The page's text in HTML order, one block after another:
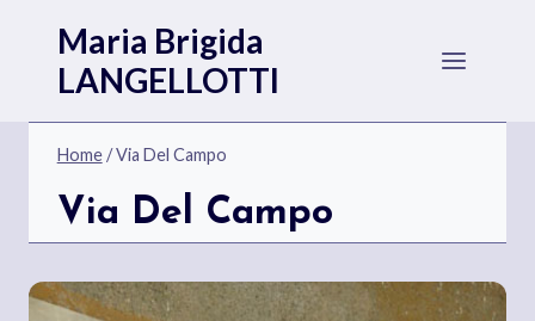
contenuto
Maria Brigida
LANGELLOTTI
Home/Via Del Campo
Via Del Campo